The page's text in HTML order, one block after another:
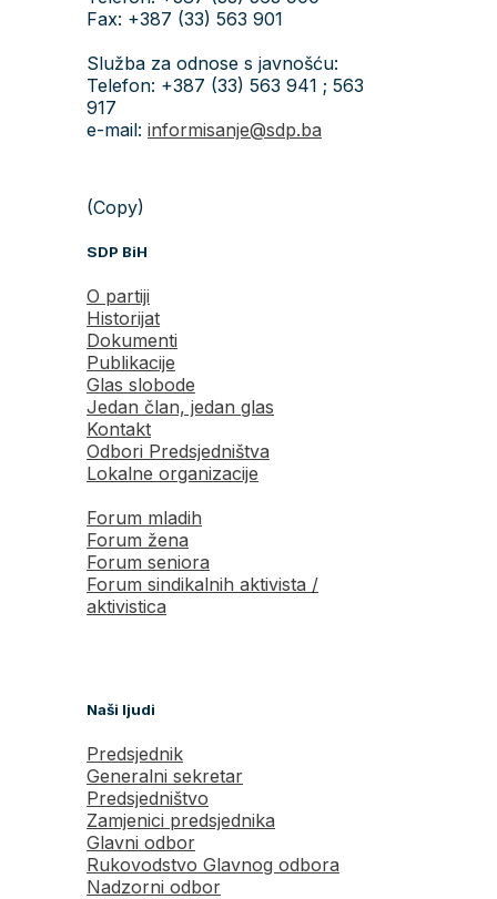
Fax: +387 (33) 563 901
Služba za odnose s javnošću:
Telefon: +387 (33) 563 941 ; 563
917
e-mail: informisanje@sdp.ba
(Copy)
SDP BiH
O partiji
Historijat
Dokumenti
Publikacije
Glas slobode
Jedan član, jedan glas
Kontakt
Odbori Predsjedništva
Lokalne organizacije
Forum mladih
Forum žena
Forum seniora
Forum sindikalnih aktivista /
aktivistica
Naši ljudi
Predsjednik
Generalni sekretar
Predsjedništvo
Zamjenici predsjednika
Glavni odbor
Rukovodstvo Glavnog odbora
Nadzorni odbor